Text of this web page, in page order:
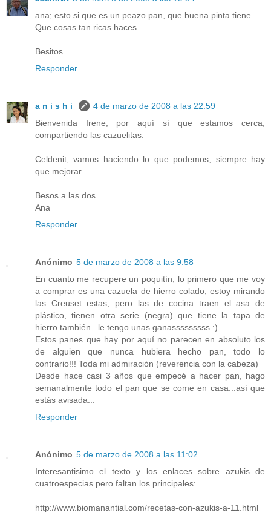
ana; esto si que es un peazo pan, que buena pinta tiene.
Que cosas tan ricas haces.
Besitos
Responder
a n i s h i
4 de marzo de 2008 a las 22:59
Bienvenida Irene, por aquí sí que estamos cerca,
compartiendo las cazuelitas.
Celdenit, vamos haciendo lo que podemos, siempre hay
que mejorar.
Besos a las dos.
Ana
Responder
Anónimo 5 de marzo de 2008 a las 9:58
En cuanto me recupere un poquitín, lo primero que me voy
a comprar es una cazuela de hierro colado, estoy mirando
las Creuset estas, pero las de cocina traen el asa de
plástico, tienen otra serie (negra) que tiene la tapa de
hierro también...le tengo unas ganasssssssss :)
Estos panes que hay por aquí no parecen en absoluto los
de alguien que nunca hubiera hecho pan, todo lo
contrario!!! Toda mi admiración (reverencia con la cabeza)
Desde hace casi 3 años que empecé a hacer pan, hago
semanalmente todo el pan que se come en casa...así que
estás avisada...
Responder
Anónimo 5 de marzo de 2008 a las 11:02
Interesantisimo el texto y los enlaces sobre azukis de
cuatroespecias pero faltan los principales:
http://www.biomanantial.com/recetas-con-azukis-a-11.html